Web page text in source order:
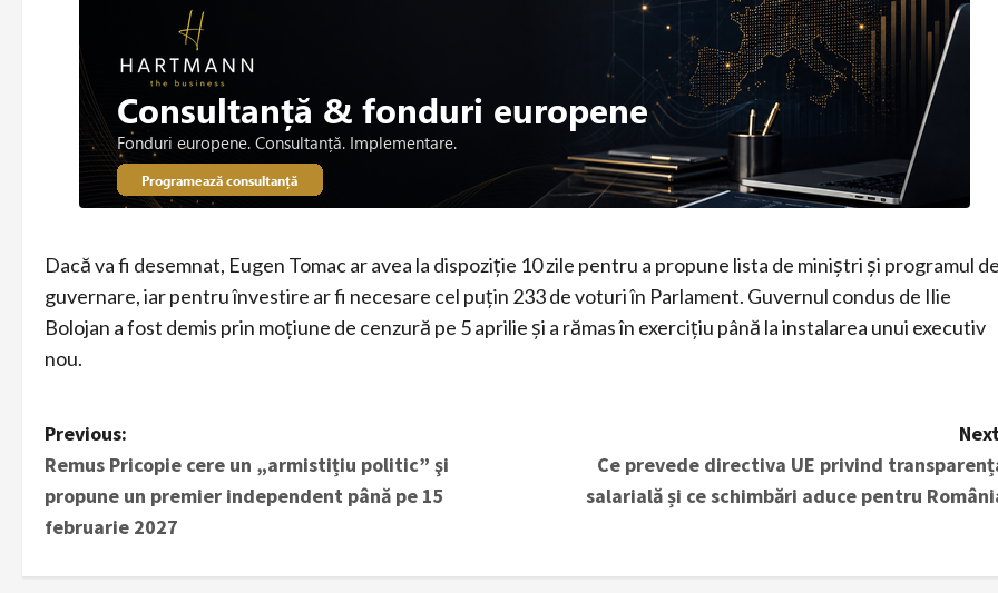
Dacă va fi desemnat, Eugen Tomac ar avea la dispoziție 10 zile pentru a propune lista de miniștri și programul
guvernare, iar pentru învestire ar fi necesare cel puțin 233 de voturi în Parlament. Guvernul condus de Ilie
Bolojan a fost demis prin moțiune de cenzură pe 5 aprilie și a rămas în exercițiu până la instalarea unui executiv
nou.
P
o
s
t
Previous:
Remus Pricopie cere un „armistițiu politic” şi
propune un premier independent până pe 15
februarie 2027
Ce prevede directiva UE privind
salarială și ce schimbări aduce pentru